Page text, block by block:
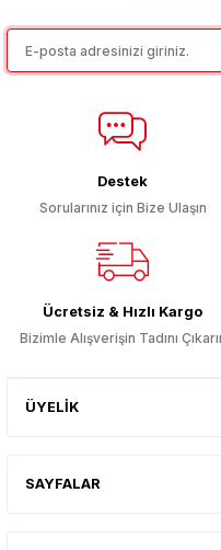
Ürün resmi kalitesiz, bozuk
Ürün fiyatı diğer sitelerden
Destek
Sorularınız için Bize Ulaşın
Ücretsiz & Hızlı Kargo
Bizimle Alışverişin Tadını
ÜYELİK
SAYFALAR